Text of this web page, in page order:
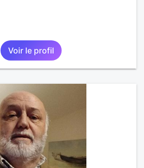
Voir le profil